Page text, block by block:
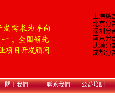
上海
北京分
深圳分
南京分
武漢分
成都分
關于我們 聯系我們 公益培訓